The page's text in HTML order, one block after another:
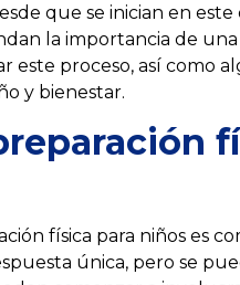
que se inician en
la importancia de una
proceso, así como
y bienestar.
física para niños es
única, pero se